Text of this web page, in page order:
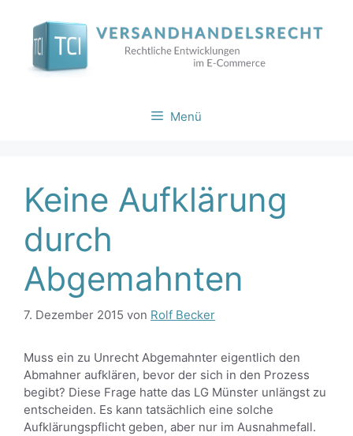
springen
Menü
Keine Aufklärung
durch
Abgemahnten
7. Dezember 2015 von Rolf Becker
Muss ein zu Unrecht Abgemahnter eigentlich den
Abmahner aufklären, bevor der sich in den Prozess
begibt? Diese Frage hatte das LG Münster unlängst zu
entscheiden. Es kann tatsächlich eine solche
Aufklärungspflicht geben, aber nur im Ausnahmefall.